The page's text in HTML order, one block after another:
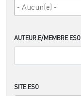
AUTEUR.E/MEMBRE ESO
SITE ESO